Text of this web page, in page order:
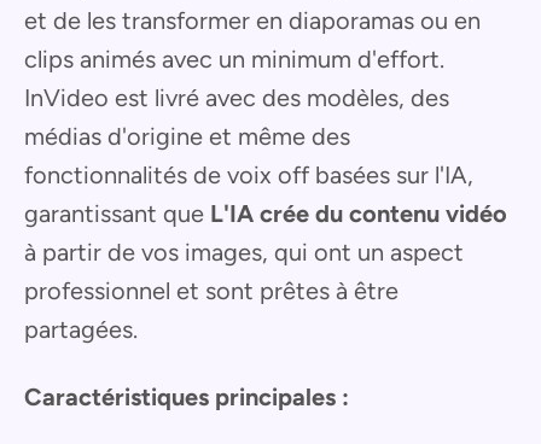
et de les transformer en diaporamas ou en
clips animés avec un minimum d'effort.
InVideo est livré avec des modèles, des
médias d'origine et même des
fonctionnalités de voix off basées sur l'IA,
garantissant que L'IA crée du contenu vidéo
à partir de vos images, qui ont un aspect
professionnel et sont prêtes à être
partagées.
Caractéristiques principales :